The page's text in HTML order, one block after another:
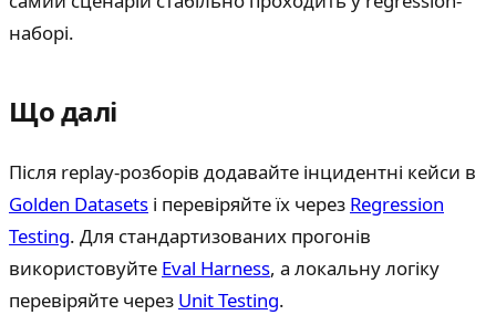
наборі.
Що далі
Після replay-розборів додавайте інцидентні кейси в
Golden Datasets і перевіряйте їх через Regression
Testing. Для стандартизованих прогонів
використовуйте Eval Harness, а локальну логіку
перевіряйте через Unit Testing.